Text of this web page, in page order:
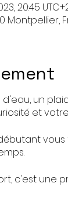
20:45
Montpellier,
un
et
c'est une